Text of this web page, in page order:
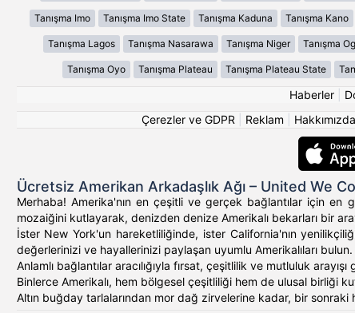
Tanışma Imo Tanışma Imo State Tanışma Kaduna Tanışma Kano
Tanışma Lagos Tanışma Nasarawa Tanışma Niger Tanışma
Tanışma Oyo Tanışma Plateau Tanışma Plateau State
Haberler
Çerezler ve GDPR
Reklam Hakkımızda
Ücretsiz Amerikan Arkadaşlık Ağı – United We
Merhaba! Amerika'nın en çeşitli ve gerçek bağlantılar için en
mozaiğini kutlayarak, denizden denize Amerikalı bekarları bir
İster New York'un hareketliliğinde, ister California'nın
değerlerinizi ve hayallerinizi paylaşan uyumlu Amerikalıları bulun.
Anlamlı bağlantılar aracılığıyla fırsat, çeşitlilik ve mutluluk
Binlerce Amerikalı, hem bölgesel çeşitliliği hem de ulusal birliği
Altın buğday tarlalarından mor dağ zirvelerine kadar, bir sonraki